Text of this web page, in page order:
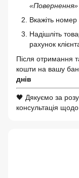
«Повернення»
Вкажіть
Надішліть
рахунок
Після отримання
кошти на вашу
днів
🖤 Дякуємо за
консультація